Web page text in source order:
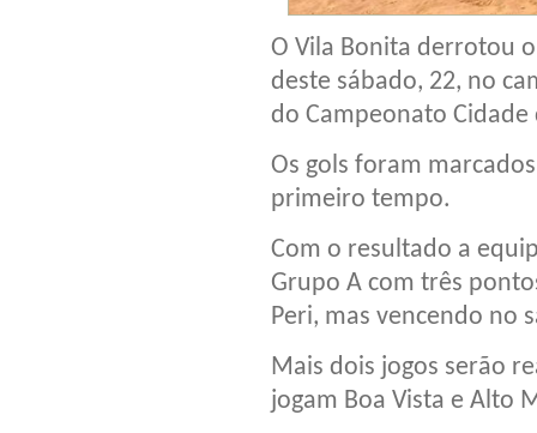
O Vila Bonita derrotou
deste sábado, 22, no
do Campeonato Cidade
Os gols foram
primeiro tempo.
Com o resultado a
Grupo A com três
Peri, mas vencendo no
Mais dois jogos serão
jogam Boa Vista e Alto